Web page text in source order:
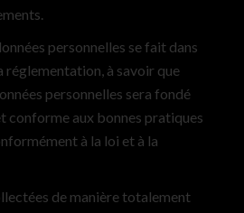
personnelles se fait dans
réglementation, à savoir que
personnelles sera fondé
conforme aux bonnes pratiques
à la loi et à la
de manière totalement